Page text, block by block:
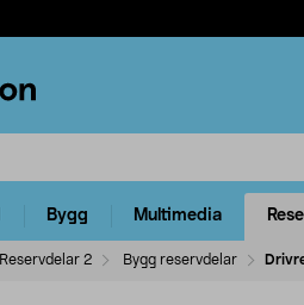
Bygg Multimedia
Reservdelar 2 Bygg reservdelar